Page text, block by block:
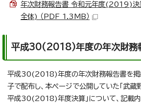
年次財務報告書 令和元年度(2019)決
全体) （PDF 1.3MB）
平成30(2018)年度の年次財務
平成30(2018)年度の年次財務報告書を掲
子で配布し、本ページで公開していた「武
平成30(2018)年度決算」について、記載内